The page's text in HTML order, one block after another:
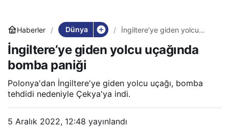
Haberler Dünya
İngiltere’ye giden yolcu
İngiltere’ye giden yolcu uçağında
bomba paniği
Polonya'dan İngiltere'ye giden yolcu uçağı, bomba
tehdidi nedeniyle Çekya'ya indi.
5 Aralık 2022, 12:48 yayınlandı